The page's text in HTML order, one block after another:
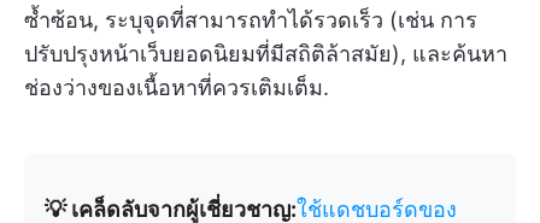
ซ้ำซ้อน, ระบุจุดที่สามารถทำได้รวดเร็ว (เช่น การ
ปรับปรุงหน้าเว็บยอดนิยมที่มีสถิติล้าสมัย), และค้นหา
ช่องว่างของเนื้อหาที่ควรเติมเต็ม.
💡 เคล็ดลับจากผู้เชี่ยวชาญ:ใช้แดชบอร์ดของ